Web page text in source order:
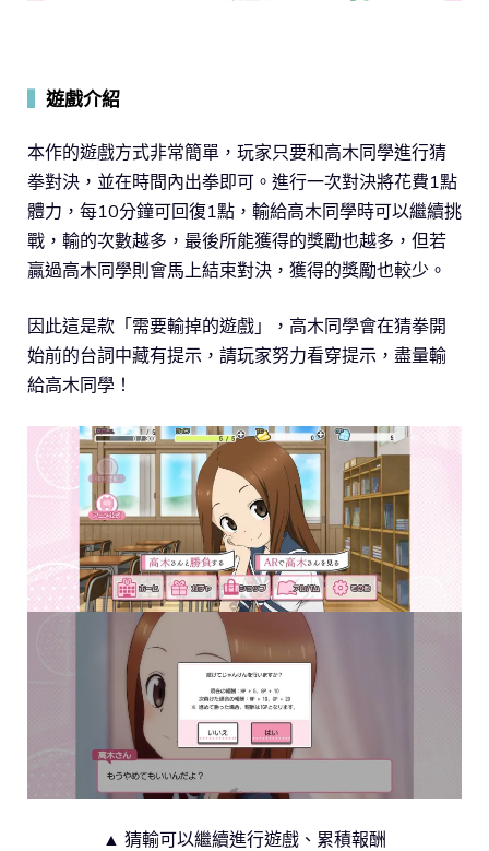
遊戲介紹
本作的遊戲方式非常簡單，玩家只要和高木同學進行猜
拳對決，並在時間內出拳即可。進行一次對決將花費1點
體力，每10分鐘可回復1點，輸給高木同學時可以繼續挑
戰，輸的次數越多，最後所能獲得的獎勵也越多，但若
贏過高木同學則會馬上結束對決，獲得的獎勵也較少。
因此這是款「需要輸掉的遊戲」，高木同學會在猜拳開
始前的台詞中藏有提示，請玩家努力看穿提示，盡量輸
給高木同學！
▲ 猜輸可以繼續進行遊戲、累積報酬